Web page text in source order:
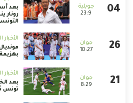
23:9
بعد
رونار
10:27
الأخبار
بهزيمة
8:29
الأخبار
بعد
تونس